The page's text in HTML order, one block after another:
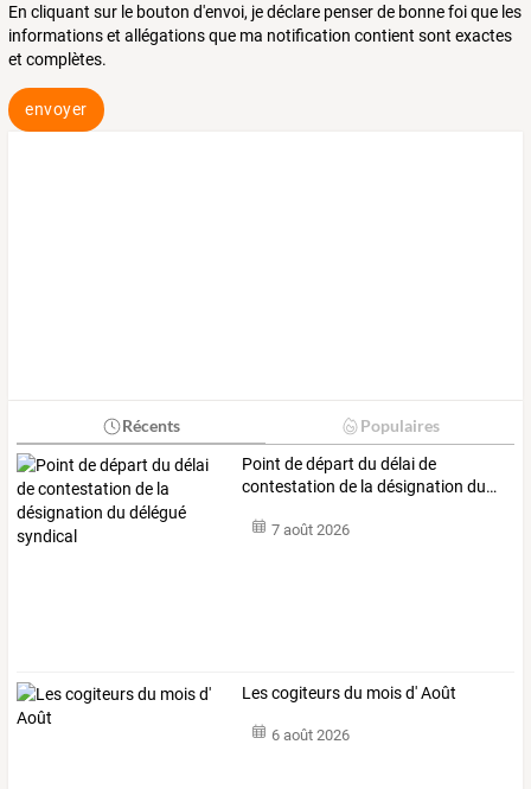
En cliquant sur le bouton d'envoi, je déclare penser de bonne foi que les
informations et allégations que ma notification contient sont exactes
et complètes.
envoyer
Récents Populaires
Point dedépart du délaide
contestation de la désignation du…
7 août 2026
Les cogiteurs du mois d' Août
6 août 2026